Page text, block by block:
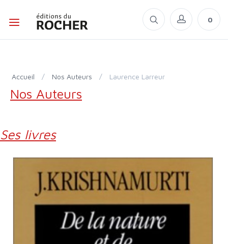
0
Accueil / Nos Auteurs / Laurence Larreur
Nos Auteurs
Ses livres